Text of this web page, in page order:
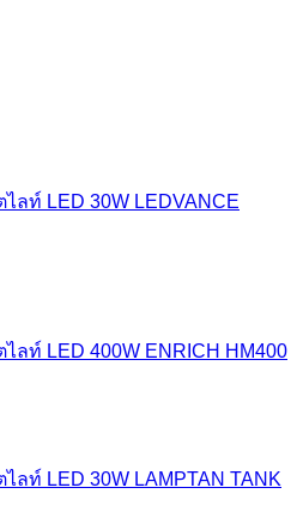
ไลท์ LED 30W LEDVANCE
ไลท์ LED 400W ENRICH HM400
ลท์ LED 30W LAMPTAN TANK